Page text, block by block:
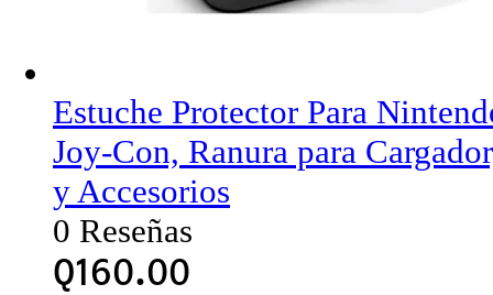
Estuche Protector Para
Joy-Con, Ranura para
y Accesorios
0 Reseñas
Q160.00